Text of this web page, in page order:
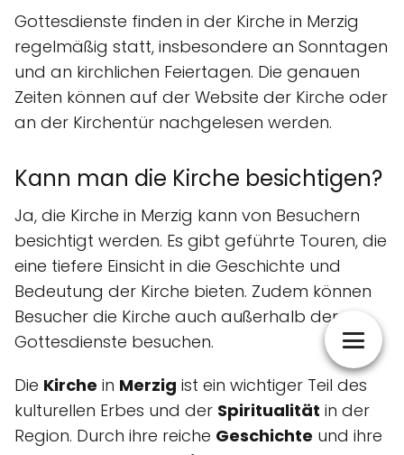
Gottesdienste finden in der Kirche in Merzig
regelmäßig statt, insbesondere an Sonntagen
und an kirchlichen Feiertagen. Die genauen
Zeiten können auf der Website der Kirche oder
an der Kirchentür nachgelesen werden.
Kann man die Kirche besichtigen?
Ja, die Kirche in Merzig kann von Besuchern
besichtigt werden. Es gibt geführte Touren, die
eine tiefere Einsicht in die Geschichte und
Bedeutung der Kirche bieten. Zudem können
Besucher die Kirche auch außerhalb der
Gottesdienste besuchen.
Die Kirche in Merzig ist ein wichtiger Teil des
kulturellen Erbes und der Spiritualität in der
Region. Durch ihre reiche Geschichte und ihre